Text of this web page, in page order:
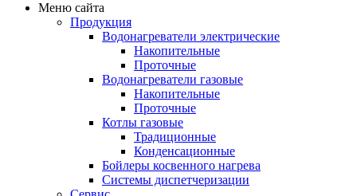
Меню сайта
Продукция
Водонагреватели электрические
Накопительные
Проточные
Водонагреватели газовые
Накопительные
Проточные
Котлы газовые
Традиционные
Конденсационные
Бойлеры косвенного нагрева
Системы диспетчеризации